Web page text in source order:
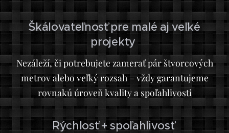
Škálovateľnosť pre malé aj veľké
projekty
Nezáleží, či potrebujete zamerať pár štvorcových
metrov alebo veľký rozsah – vždy garantujeme
rovnakú úroveň kvality a spoľahlivosti
Rýchlosť + spoľahlivosť